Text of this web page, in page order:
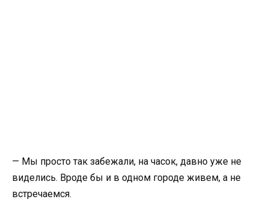
— Мы просто так забежали, на часок, давно уже не
виделись. Вроде бы и в одном городе живем, а не
встречаемся.